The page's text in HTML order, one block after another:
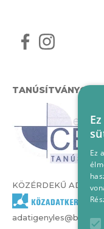
TANÚSÍTVÁNYOK
KÖZÉRDEKŰ
adatigenyles@bvcs.hu
Ez